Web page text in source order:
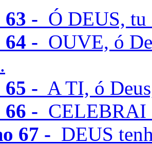
63 - Ó DEUS, tu
64 - OUVE, ó
65 - A TI, ó
66 - CELEBRAI
67 - DEUS